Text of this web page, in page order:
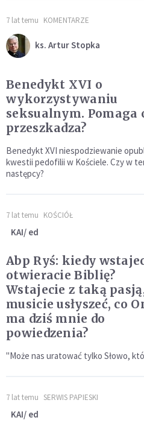
7 lat temu KOMENTARZE
ks. Artur Stopka
Benedykt XVI o
wykorzystywaniu
seksualnym. Pomaga
przeszkadza?
Benedykt XVI niespodziewanie
kwestii pedofilii w Kościele. Czy w
następcy?
7 lat temu KOŚCIÓŁ
KAI/ ed
Abp Ryś: kiedy
otwieracie Biblię?
Wstajecie z taką
musicie usłyszeć, co
ma dziś mnie do
powiedzenia?
"Może nas uratować tylko Słowo,
7 lat temu SERWIS PAPIESKI
KAI/ ed